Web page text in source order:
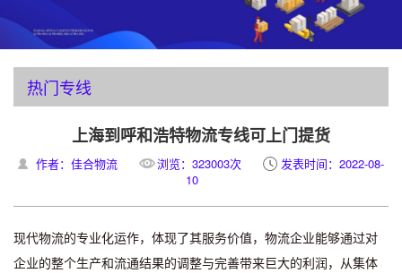
热门专线
上海到呼和浩特物流专线可上门提货
作者：佳合物流 浏览：323003次
发表时间：2022-08-
10
现代物流的专业化运作，体现了其服务价值，物流企业能够通过对
企业的整个生产和流通结果的调整与完善带来巨大的利润，从集体